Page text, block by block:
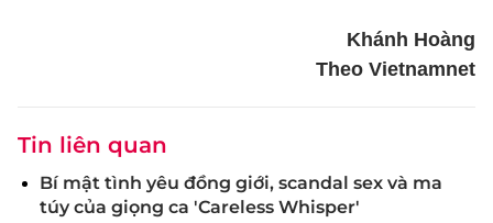
Khánh Hoàng
Theo Vietnamnet
Tin liên quan
Bí mật tình yêu đồng giới, scandal sex và ma
túy của giọng ca 'Careless Whisper'